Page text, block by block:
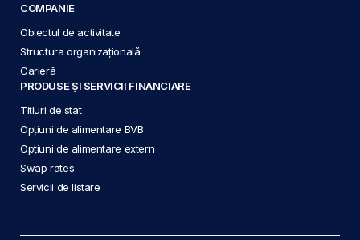
COMPANIE
Obiectul de activitate
Structura organizațională
Carieră
PRODUSE ȘI SERVICII FINANCIARE
Titluri de stat
Opțiuni de alimentare BVB
Opțiuni de alimentare extern
Swap rates
Servicii de listare